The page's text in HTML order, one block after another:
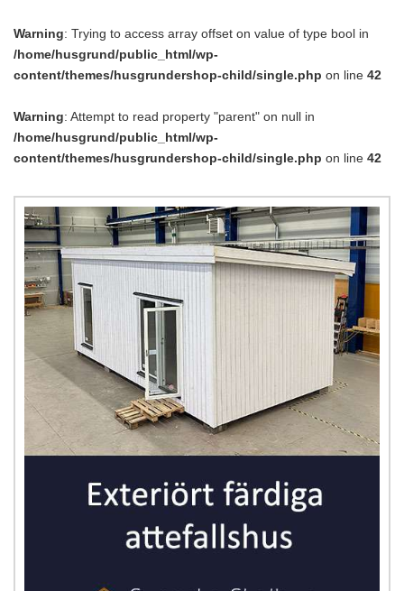
Warning: Trying to access array offset on value of type bool in
/home/husgrund/public_html/wp-
content/themes/husgrundershop-child/single.php on line 42
Warning: Attempt to read property "parent" on null in
/home/husgrund/public_html/wp-
content/themes/husgrundershop-child/single.php on line 42